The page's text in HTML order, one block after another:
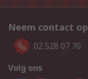
Neem contact op
02 528 07 70
Volg ons